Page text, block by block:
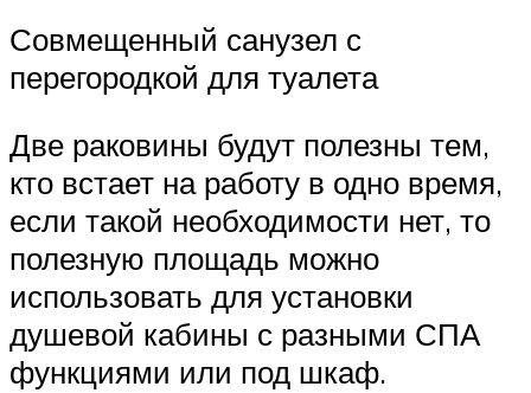
Совмещенный санузел с
перегородкой для туалета
Две раковины будут полезны тем,
кто встает на работу в одно время,
если такой необходимости нет, то
полезную площадь можно
использовать для установки
душевой кабины с разными СПА
функциями или под шкаф.